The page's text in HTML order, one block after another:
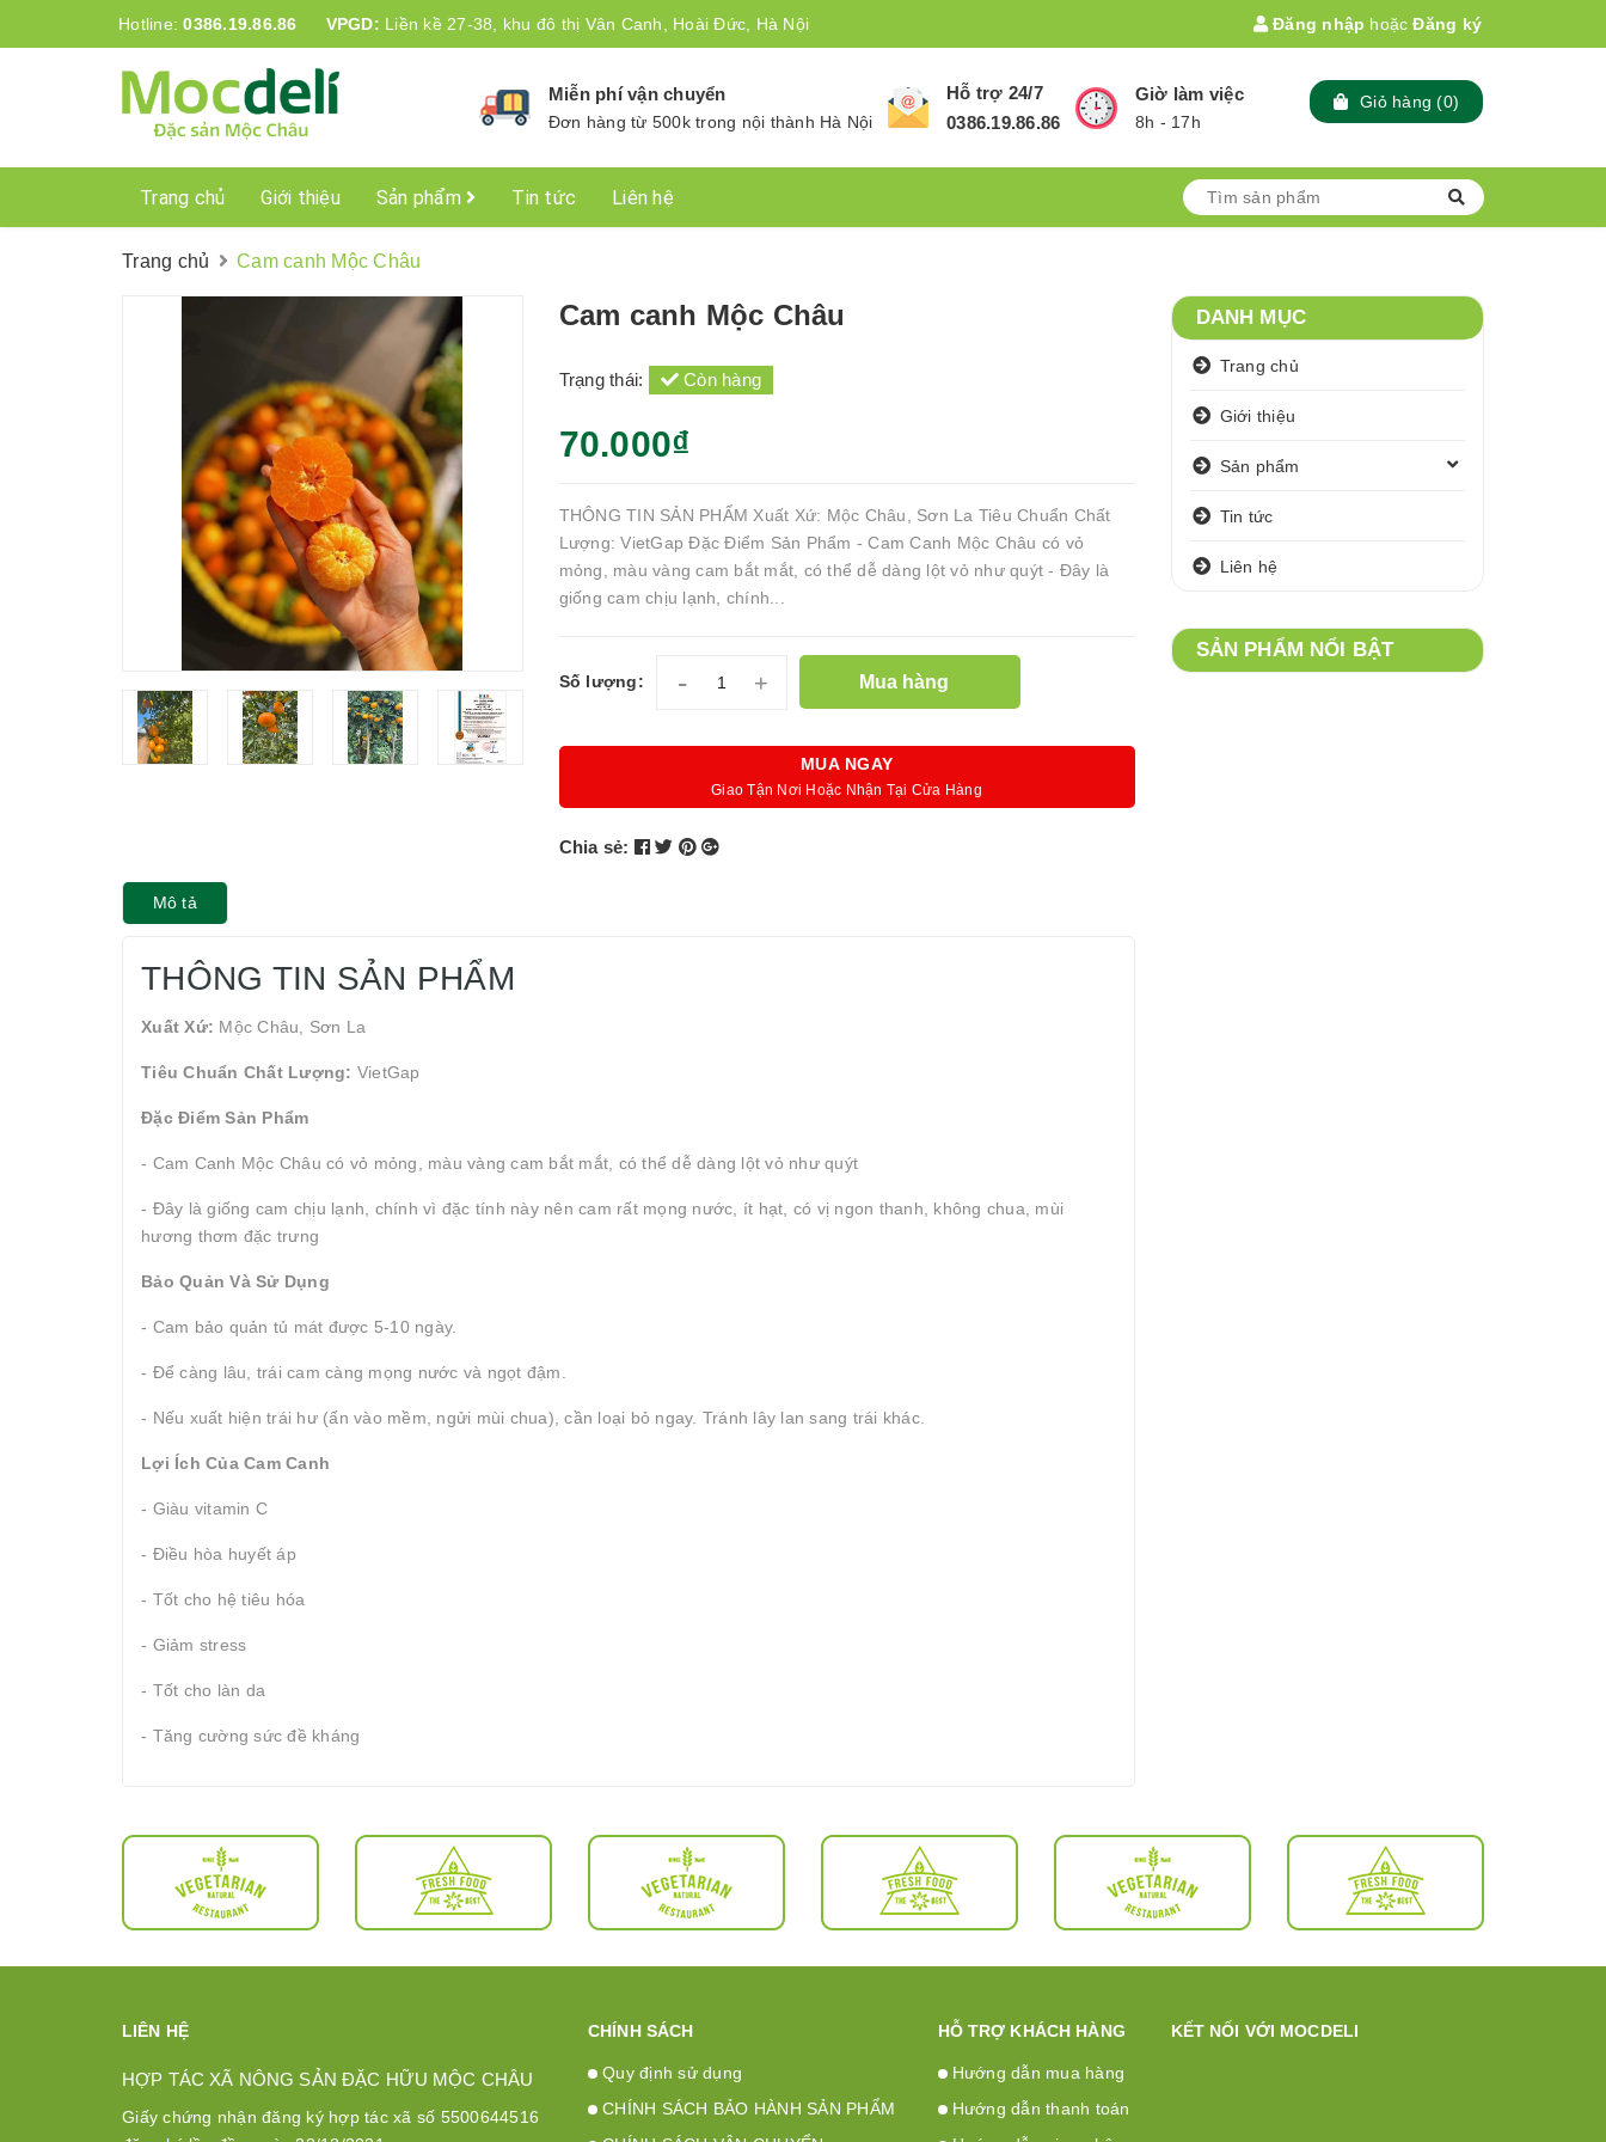
Hotline:0386.19.86.86 VPGD: Liền kề 27-38, khu đô thị Vân Canh, Hoài Đức, Hà Nội Đăng nhập hoặc Đăng ký
Miễn phí vận chuyển
Đơn hàng từ 500k trong nội thành Hà Nội
Hỗ trợ 24/7
0386.19.86.86
Giờ làm việc
8h - 17h
Giỏ hàng (0)
Trang chủ Giới thiệu Sản phẩm Tin tức Liên hệ
Trang chủ Cam canh Mộc Châu
Cam canh Mộc Châu
Trạng thái: Còn hàng
70.000₫
THÔNG TIN SẢN PHẨM Xuất Xứ: Mộc Châu, Sơn La Tiêu Chuẩn Chất
Lượng: VietGap Đặc Điểm Sản Phẩm - Cam Canh Mộc Châu có vỏ
mỏng, màu vàng cam bắt mắt, có thể dễ dàng lột vỏ như quýt - Đây là
giống cam chịu lạnh, chính...
Số lượng: - + Mua hàng
MUA NGAY
Giao Tận Nơi Hoặc Nhận Tại Cửa Hàng
Chia sẻ:
Mô tả
THÔNG TIN SẢN PHẨM
Xuất Xứ: Mộc Châu, Sơn La
Tiêu Chuẩn Chất Lượng: VietGap
Đặc Điểm Sản Phẩm
- Cam Canh Mộc Châu có vỏ mỏng, màu vàng cam bắt mắt, có thể dễ dàng lột vỏ như quýt
- Đây là giống cam chịu lạnh, chính vì đặc tính này nên cam rất mọng nước, ít hạt, có vị ngon thanh, không chua, mùi
hương thơm đặc trưng
Bảo Quản Và Sử Dụng
- Cam bảo quản tủ mát được 5-10 ngày.
- Để càng lâu, trái cam càng mọng nước và ngọt đậm.
- Nếu xuất hiện trái hư (ấn vào mềm, ngửi mùi chua), cần loại bỏ ngay. Tránh lây lan sang trái khác.
Lợi Ích Của Cam Canh
- Giàu vitamin C
- Điều hòa huyết áp
- Tốt cho hệ tiêu hóa
- Giảm stress
- Tốt cho làn da
- Tăng cường sức đề kháng
DANH MỤC
Trang chủ
Giới thiệu
Sản phẩm
Tin tức
Liên hệ
SẢN PHẨM NỔI BẬT
LIÊN HỆ
HỢP TÁC XÃ NÔNG SẢN ĐẶC HỮU MỘC CHÂU
Giấy chứng nhận đăng ký hợp tác xã số 5500644516
CHÍNH SÁCH
Quy định sử dụng
CHÍNH SÁCH BẢO HÀNH SẢN PHẨM
HỖ TRỢ KHÁCH HÀNG
Hướng dẫn mua hàng
Hướng dẫn thanh toán
KẾT NỐI VỚI MOCDELI